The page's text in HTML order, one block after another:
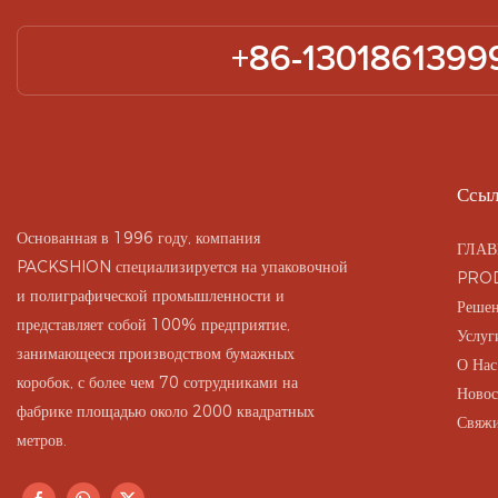
+86-
Основанная в 1996 году, компания
PACKSHION специализируется на упаковочной
и полиграфической промышленности и
представляет собой 100% предприятие,
занимающееся производством бумажных
коробок, с более чем 70 сотрудниками на
фабрике площадью около 2000 квадратных
метров.
О Нас